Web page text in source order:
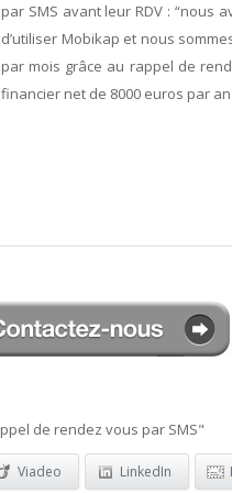
par SMS avant leur RDV : “nous
d’utiliser Mobikap et nous
par mois grâce au rappel de
financier net de 8000 euros par
de rendez vous par SMS"
Viadeo LinkedIn